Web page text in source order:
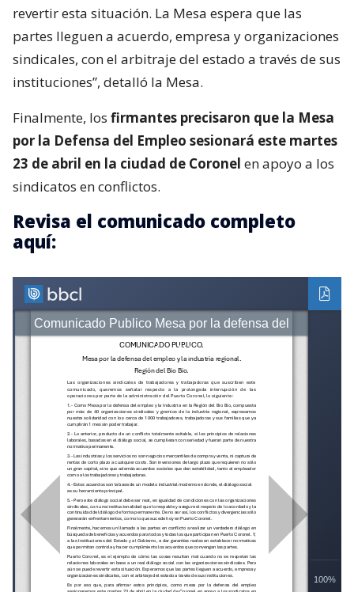
revertir esta situación. La Mesa espera que las
partes lleguen a acuerdo, empresa y organizaciones
sindicales, con el arbitraje del estado a través de sus
instituciones”, detalló la Mesa.
Finalmente, los firmantes precisaron que la Mesa
por la Defensa del Empleo sesionará este martes
23 de abril en la ciudad de Coronel en apoyo a los
sindicatos en conflictos.
Revisa el comunicado completo
aquí: